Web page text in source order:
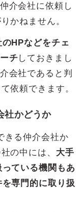
介会社に依頼し
かねません。
HPなどをチェ
チしておきまし
会社であると判
依頼できます。
社かどうか
きる仲介会社か
の中には、 大手
ている機関もあ
専門的に取り扱